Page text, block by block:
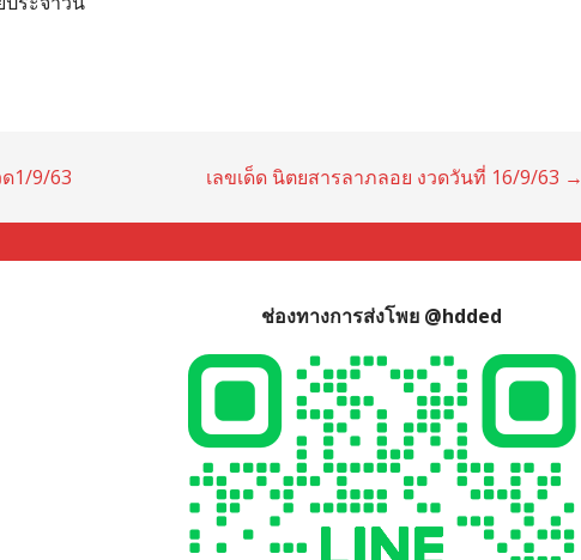
1/9/63 เลขเด็ด นิตยสารลาภลอย งวดวันที่ 16/9/63 →
ช่องทางการส่งโพย @hdded